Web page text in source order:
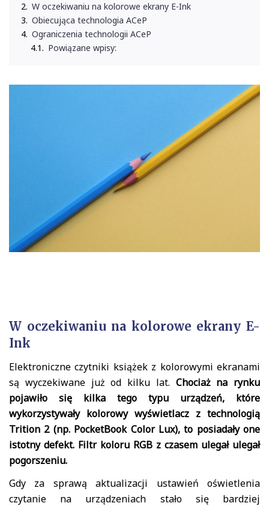
W oczekiwaniu na kolorowe ekrany E-Ink
Obiecująca technologia ACeP
Ograniczenia technologii ACeP
Powiązane wpisy:
W oczekiwaniu na kolorowe ekrany E-
Ink
Elektroniczne czytniki książek z kolorowymi ekranami
są wyczekiwane już od kilku lat. Chociaż na rynku
pojawiło się kilka tego typu urządzeń, które
wykorzystywały kolorowy wyświetlacz z technologią
Trition 2 (np. PocketBook Color Lux), to posiadały one
istotny defekt. Filtr koloru RGB z czasem ulegał ulegał
pogorszeniu.
Gdy za sprawą aktualizacji ustawień oświetlenia
czytanie na urządzeniach stało się bardziej